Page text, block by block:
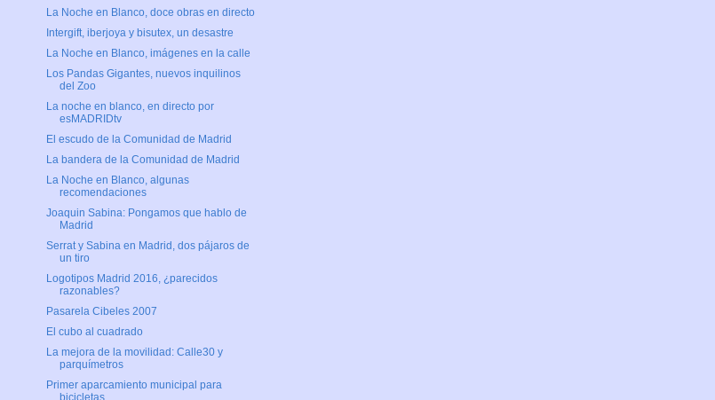
La Noche en Blanco, doce obras en directo
Intergift, iberjoya y bisutex, un desastre
La Noche en Blanco, imágenes en la calle
Los Pandas Gigantes, nuevos inquilinos
del Zoo
La noche en blanco, en directo por
esMADRIDtv
El escudo de la Comunidad de Madrid
La bandera de la Comunidad de Madrid
La Noche en Blanco, algunas
recomendaciones
Joaquin Sabina: Pongamos que hablo de
Madrid
Serrat y Sabina en Madrid, dos pájaros de
un tiro
Logotipos Madrid 2016, ¿parecidos
razonables?
Pasarela Cibeles 2007
El cubo al cuadrado
La mejora de la movilidad: Calle30 y
parquímetros
Primer aparcamiento municipal para